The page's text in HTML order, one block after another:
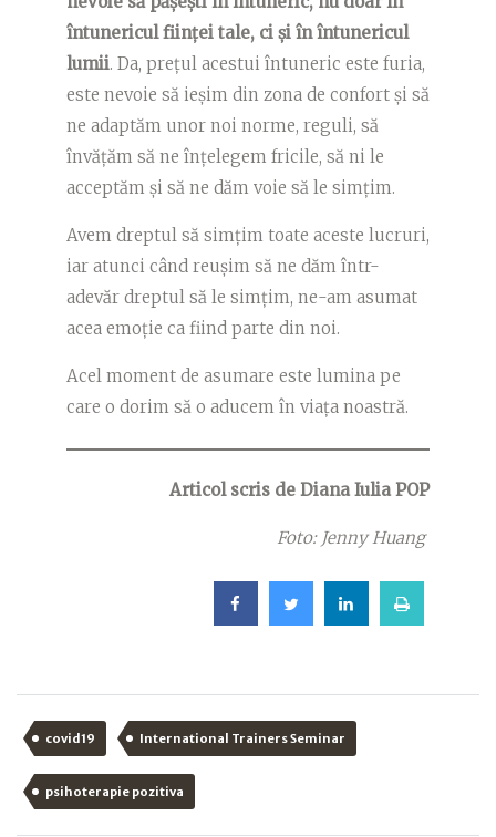
întunericul ființei tale, ci și în întunericul
lumii. Da, prețul acestui întuneric este furia,
este nevoie să ieșim din zona de confort și să
ne adaptăm unor noi norme, reguli, să
învățăm să ne înțelegem fricile, să ni le
acceptăm și să ne dăm voie să le simțim.
Avem dreptul să simțim toate aceste lucruri,
iar atunci când reușim să ne dăm într-
adevăr dreptul să le simțim, ne-am asumat
acea emoție ca fiind parte din noi.
Acel moment de asumare este lumina pe
care o dorim să o aducem în viața noastră.
Articol scris de Diana Iulia POP
Foto: Jenny Huang
covid19 International Trainers Seminar
psihoterapie pozitiva